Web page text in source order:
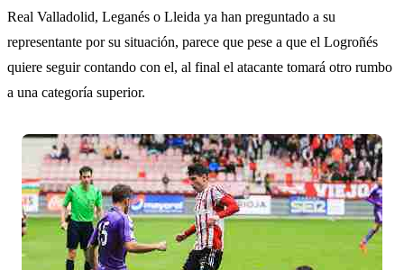
Real Valladolid, Leganés o Lleida ya han preguntado a su
representante por su situación, parece que pese a que el Logroñés
quiere seguir contando con el, al final el atacante tomará otro rumbo
a una categoría superior.